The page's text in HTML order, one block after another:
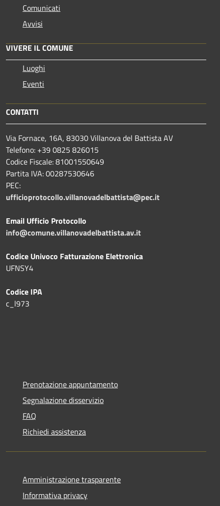
Comunicati
Avvisi
VIVERE IL COMUNE
Luoghi
Eventi
CONTATTI
Via Fornace, 16A, 83030 Villanova del Battista AV
Telefono: +39 0825 826015
Codice Fiscale: 81001550649
Partita IVA: 00287530646
PEC:
ufficioprotocollo.villanovadelbattista@pec.it
Email Ufficio Protocollo
info@comune.villanovadelbattista.av.it
Codice Univoco Fatturazione Elettronica
UFNSY4
Codice IPA
c_l973
Prenotazione appuntamento
Segnalazione disservizio
FAQ
Richiedi assistenza
Amministrazione trasparente
Informativa privacy